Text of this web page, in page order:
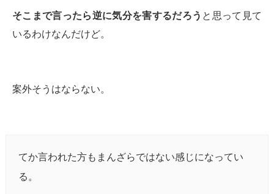
そこまで言ったら逆に気分を害するだろう と思って見て
いるわけなんだけど。
案外そうはならない。
てか言われた方もまんざらではない感じになってい
る。